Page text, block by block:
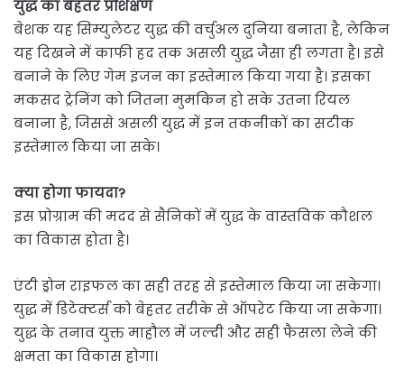
युद्ध का बेहतर प्रशिक्षण
बेशक यह सिम्युलेटर युद्ध की वर्चुअल दुनिया बनाता है, लेकिन
यह दिखने में काफी हद तक असली युद्ध जैसा ही लगता है। इसे
बनाने के लिए गेम इंजन का इस्तेमाल किया गया है। इसका
मकसद ट्रेनिंग को जितना मुमकिन हो सके उतना रियल
बनाना है, जिससे असली युद्ध में इन तकनीकों का सटीक
इस्तेमाल किया जा सके।
क्या होगा फायदा?
इस प्रोग्राम की मदद से सैनिकों में युद्ध के वास्तविक कौशल
का विकास होता है।
एंटी ड्रोन राइफल का सही तरह से इस्तेमाल किया जा सकेगा।
युद्ध में डिटेक्टर्स को बेहतर तरीके से ऑपरेट किया जा सकेगा।
युद्ध के तनाव युक्त माहौल में जल्दी और सही फैसला लेने की
क्षमता का विकास होगा।